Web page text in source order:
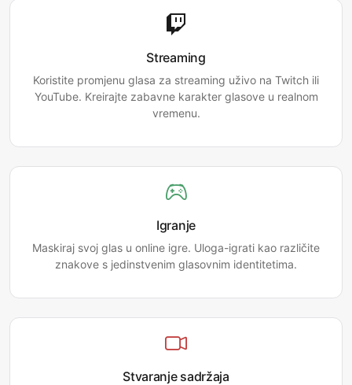
Streaming
Koristite promjenu glasa za streaming uživo na Twitch ili
YouTube. Kreirajte zabavne karakter glasove u realnom
vremenu.
Igranje
Maskiraj svoj glas u online igre. Uloga-igrati kao različite
znakove s jedinstvenim glasovnim identitetima.
Stvaranje sadržaja